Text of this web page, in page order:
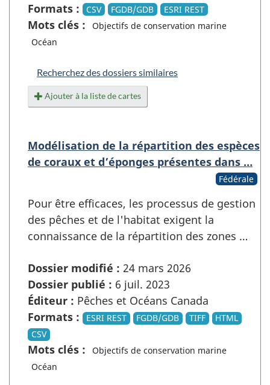
Formats :
CSV FGDB/GDB ESRI REST
Mots clés :
Objectifs de conservation marine
Océan
Recherchez des dossiers similaires
Ajouter à la liste de cartes
Modélisation de la répartition des espèces
de coraux et d’éponges présentes dans …
Fédérale
Pour être efficaces, les processus de gestion
des pêches et de l'habitat exigent la
connaissance de la répartition des zones …
Dossier modifié : 24 mars 2026
Dossier publié : 6 juil. 2023
Éditeur : Pêches et Océans Canada
Formats :
ESRI REST FGDB/GDB TIFF
HTML
CSV
Mots clés :
Objectifs de conservation marine
Océan